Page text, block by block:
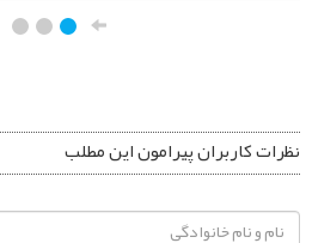
نظرات کاربران پیرامون این مطلب